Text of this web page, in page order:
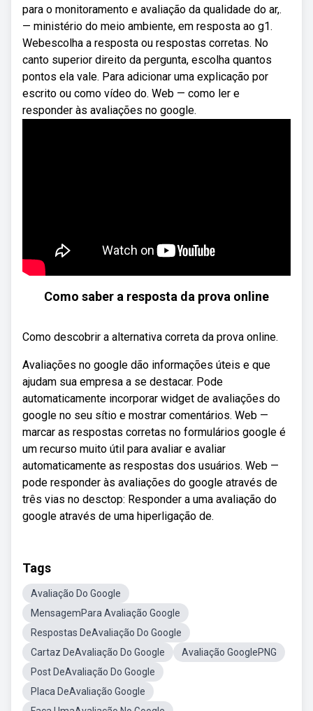
para o monitoramento e avaliação da qualidade do ar,.
— ministério do meio ambiente, em resposta ao g1.
Webescolha a resposta ou respostas corretas. No
canto superior direito da pergunta, escolha quantos
pontos ela vale. Para adicionar uma explicação por
escrito ou como vídeo do. Web — como ler e
responder às avaliações no google.
Como saber a resposta da prova online
Como descobrir a alternativa correta da prova online.
Avaliações no google dão informações úteis e que
ajudam sua empresa a se destacar. Pode
automaticamente incorporar widget de avaliações do
google no seu sítio e mostrar comentários. Web —
marcar as respostas corretas no formulários google é
um recurso muito útil para avaliar e avaliar
automaticamente as respostas dos usuários. Web —
pode responder às avaliações do google através de
três vias no desctop: Responder a uma avaliação do
google através de uma hiperligação de.
Tags
Avaliação Do Google
MensagemPara Avaliação Google
Respostas DeAvaliação Do Google
Cartaz DeAvaliação Do Google
Avaliação GooglePNG
Post DeAvaliação Do Google
Placa DeAvaliação Google